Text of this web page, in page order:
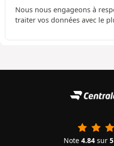
Nous nous engageons à
traiter vos données avec le
Note 4.84 sur 5